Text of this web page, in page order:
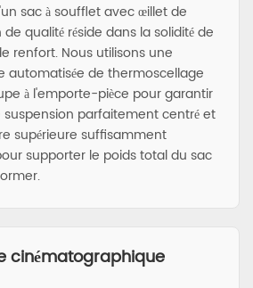
sac à soufflet avec œillet de
qualité réside dans la solidité de
renfort. Nous utilisons une
automatisée de thermoscellage
à l'emporte-pièce pour garantir
parfaitement centré et
supérieure suffisamment
supporter le poids total du sac
cinématographique